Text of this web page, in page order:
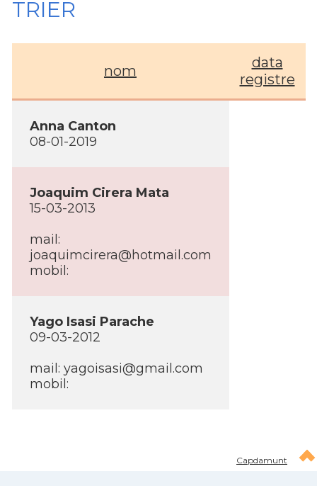
TRIER
nom
data
registre
Anna Canton
08-01-2019
Joaquim Cirera Mata
15-03-2013
mail:
joaquimcirera@hotmail.com
mobil:
Yago Isasi Parache
09-03-2012
mail: yagoisasi@gmail.com
mobil:
Capdamunt